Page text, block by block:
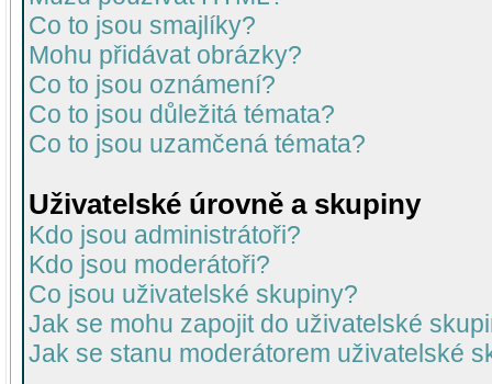
Co to jsou smajlíky?
Mohu přidávat obrázky?
Co to jsou oznámení?
Co to jsou důležitá témata?
Co to jsou uzamčená témata?
Uživatelské úrovně a skupiny
Kdo jsou administrátoři?
Kdo jsou moderátoři?
Co jsou uživatelské skupiny?
Jak se mohu zapojit do uživatelské
Jak se stanu moderátorem uživatelské